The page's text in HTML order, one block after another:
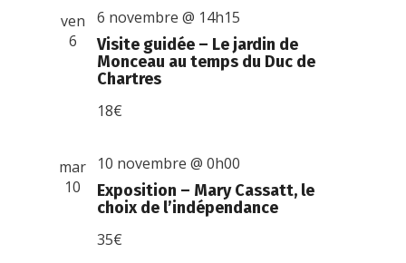
ven
6
Visite guidée – Le jardin de
Monceau au temps du Duc de
Chartres
6 novembre @ 14h15
18€
mar
10
Exposition – Mary Cassatt, le
choix de l’indépendance
10 novembre @ 0h00
35€